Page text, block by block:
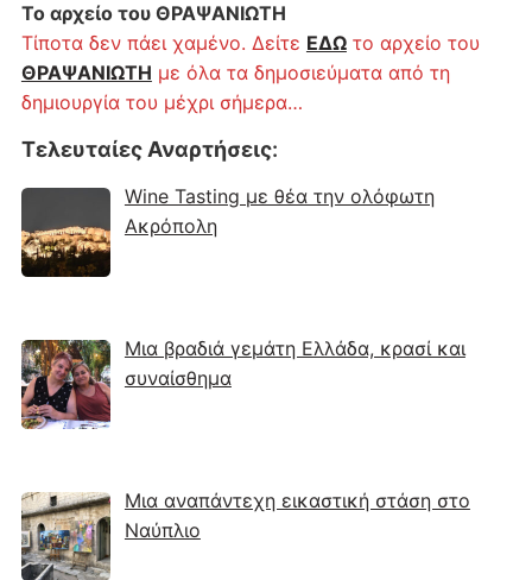
Το αρχείο του ΘΡΑΨΑΝΙΩΤΗ
Τίποτα δεν πάει χαμένο. Δείτε ΕΔΩτο αρχείο του
ΘΡΑΨΑΝΙΩΤΗ με όλα τα δημοσιεύματα από τη
δημιουργία του μέχρι σήμερα…
Τελευταίες Αναρτήσεις:
Wine Tasting με θέα την ολόφωτη
Ακρόπολη
Μια βραδιά γεμάτη Ελλάδα, κρασί και
συναίσθημα
Μια αναπάντεχη εικαστική στάση στο
Ναύπλιο